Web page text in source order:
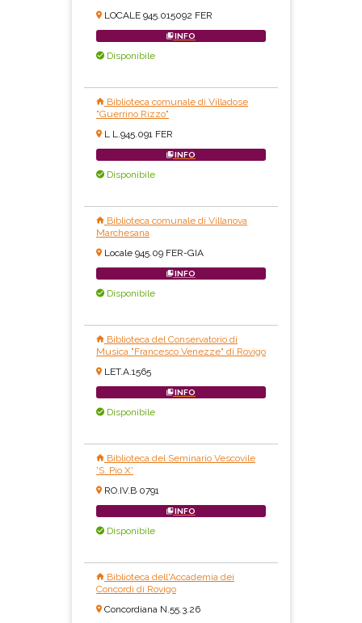
LOCALE 945.015092 FER
INFO
Disponibile
Biblioteca comunale di Villadose
"Guerrino Rizzo"
L L.945.091 FER
INFO
Disponibile
Biblioteca comunale di Villanova
Marchesana
Locale 945.09 FER-GIA
INFO
Disponibile
Biblioteca del Conservatorio di
Musica "Francesco Venezze" di Rovigo
LET.A.1565
INFO
Disponibile
Biblioteca del Seminario Vescovile
'S. Pio X'
RO.IV.B 0791
INFO
Disponibile
Biblioteca dell'Accademia dei
Concordi di Rovigo
Concordiana N.55.3.26